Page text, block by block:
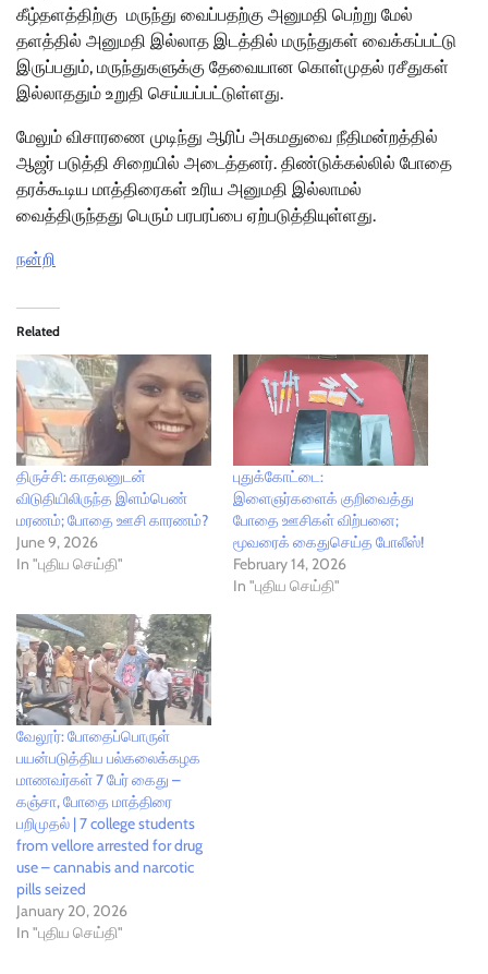
கீழ்தளத்திற்கு மருந்து வைப்பதற்கு அனுமதி பெற்று மேல்
தளத்தில் அனுமதி இல்லாத இடத்தில் மருந்துகள் வைக்கப்பட்டு
இருப்பதும், மருந்துகளுக்கு தேவையான கொள்முதல் ரசீதுகள்
இல்லாததும் உறுதி செய்யப்பட்டுள்ளது.
மேலும் விசாரணை முடிந்து ஆரிப் அகமதுவை நீதிமன்றத்தில்
ஆஜர் படுத்தி சிறையில் அடைத்தனர். திண்டுக்கல்லில் போதை
தரக்கூடிய மாத்திரைகள் உரிய அனுமதி இல்லாமல்
வைத்திருந்தது பெரும் பரபரப்பை ஏற்படுத்தியுள்ளது.
நன்றி
Related
திருச்சி: காதலனுடன்
விடுதியிலிருந்த இளம்பெண்
மரணம்; போதை ஊசி காரணம்?
June 9, 2026
In "புதிய செய்தி"
புதுக்கோட்டை:
இளைஞர்களைக் குறிவைத்து
போதை ஊசிகள் விற்பனை;
மூவரைக் கைதுசெய்த போலீஸ்!
February 14, 2026
In "புதிய செய்தி"
வேலூர்: போதைப்பொருள்
பயன்படுத்திய பல்கலைக்கழக
மாணவர்கள் 7 பேர் கைது –
கஞ்சா, போதை மாத்திரை
பறிமுதல் | 7 college students
from vellore arrested for drug
use – cannabis and narcotic
pills seized
January 20, 2026
In "புதிய செய்தி"